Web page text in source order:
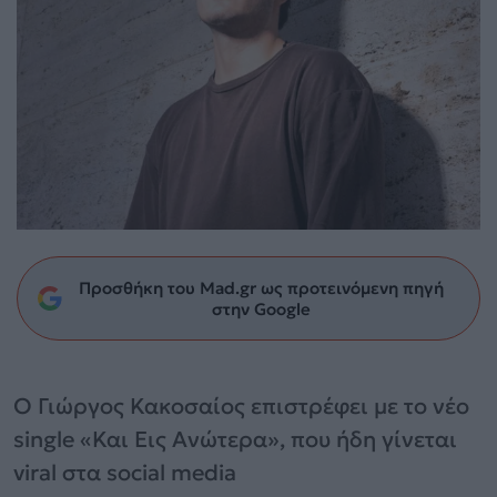
Προσθήκη του Mad.gr ως προτεινόμενη πηγή
στην Google
Ο Γιώργος Κακοσαίος επιστρέφει με το νέο
single «Και Εις Ανώτερα», που ήδη γίνεται
viral στα social media